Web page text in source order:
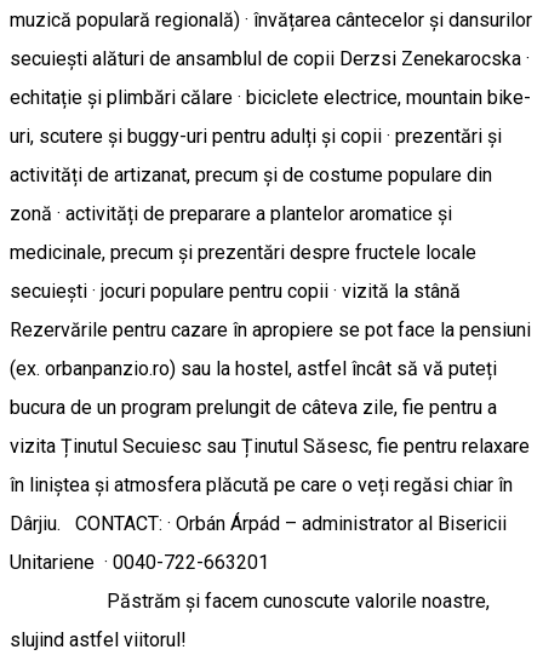
muzică populară regională) · învățarea cântecelor și dansurilor
secuiești alături de ansamblul de copii Derzsi Zenekarocska ·
echitație și plimbări călare · biciclete electrice, mountain bike-
uri, scutere și buggy-uri pentru adulți și copii · prezentări și
activități de artizanat, precum și de costume populare din
zonă · activități de preparare a plantelor aromatice și
medicinale, precum și prezentări despre fructele locale
secuiești · jocuri populare pentru copii · vizită la stână
Rezervările pentru cazare în apropiere se pot face la pensiuni
(ex. orbanpanzio.ro) sau la hostel, astfel încât să vă puteți
bucura de un program prelungit de câteva zile, fie pentru a
vizita Ținutul Secuiesc sau Ținutul Săsesc, fie pentru relaxare
în liniștea și atmosfera plăcută pe care o veți regăsi chiar în
Dârjiu. CONTACT: · Orbán Árpád – administrator al Bisericii
Unitariene · 0040-722-663201
Păstrăm și facem cunoscute valorile noastre,
slujind astfel viitorul!